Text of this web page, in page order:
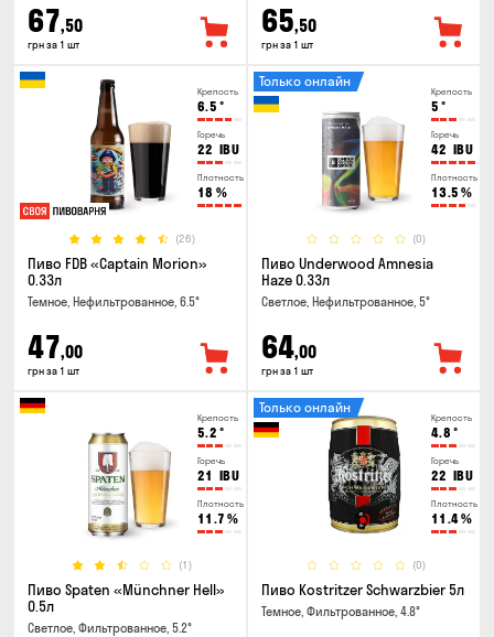
67,50
грн за 1 шт
65,50
грн за 1 шт
Крепость
6.5 °
Горечь
22 IBU
Плотность
18 %
(26)
Пиво FDB «Captain Morion»
0.33л
Темное, Нефильтрованное, 6.5°
47,00
грн за 1 шт
Крепость
5 °
Горечь
42 IBU
Плотность
13.5 %
(0)
Только онлайн
Пиво Underwood Amnesia
Haze 0.33л
Светлое, Нефильтрованное, 5°
64,00
грн за 1 шт
Крепость
5.2 °
Горечь
21 IBU
Плотность
11.7 %
(1)
Пиво Spaten «Münchner Hell»
0.5л
Светлое, Фильтрованное, 5.2°
Крепость
4.8 °
Горечь
22 IBU
Плотность
11.4%
(0)
Только онлайн
Пиво Kostritzer Schwarzbier 5л
Темное, Фильтрованное, 4.8°